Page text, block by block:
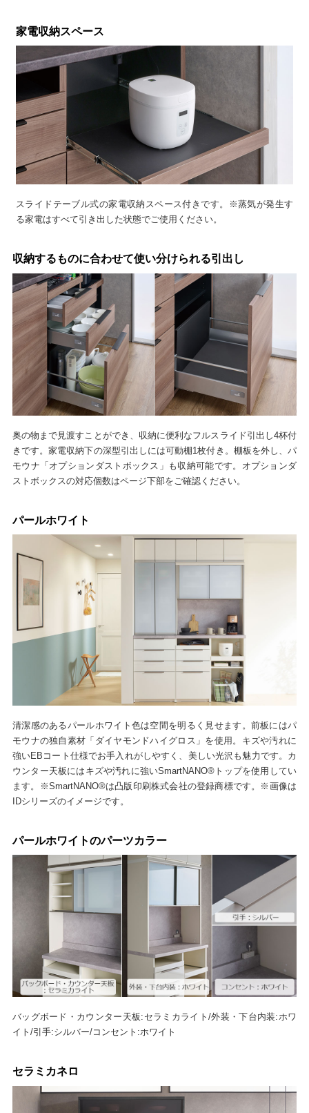
家電収納スペース
スライドテーブル式の家電収納スペース付きです。※蒸気が発生す
る家電はすべて引き出した状態でご使用ください。
収納するものに合わせて使い分けられる引出し
奥の物まで見渡すことができ、収納に便利なフルスライド引出し4杯付
きです。家電収納下の深型引出しには可動棚1枚付き。棚板を外し、パ
モウナ「オプションダストボックス」も収納可能です。オプションダ
ストボックスの対応個数はページ下部をご確認ください。
パールホワイト
清潔感のあるパールホワイト色は空間を明るく見せます。前板にはパ
モウナの独自素材「ダイヤモンドハイグロス」を使用。キズや汚れに
強いEBコート仕様でお手入れがしやすく、美しい光沢も魅力です。カ
ウンター天板にはキズや汚れに強いSmartNANO®トップを使用してい
ます。※SmartNANO®は凸版印刷株式会社の登録商標です。※画像は
IDシリーズのイメージです。
パールホワイトのパーツカラー
バッグボード・カウンター天板:セラミカライト/外装・下台内装:ホワ
イト/引手:シルバー/コンセント:ホワイト
セラミカネロ